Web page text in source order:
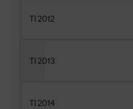
TI 2012
TI 2013
TI 2014